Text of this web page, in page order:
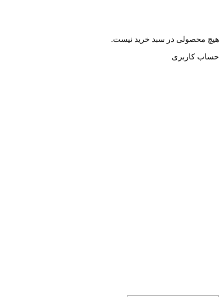
هیچ محصولی در سبد خرید نیست.
حساب کاربری